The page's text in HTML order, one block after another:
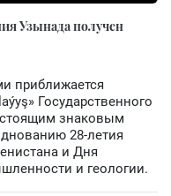
Узынада получен
приближается
Государственного
знаковым
28-летия
и Дня
и геологии.